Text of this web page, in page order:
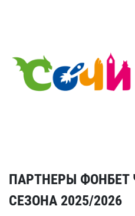
ПАРТНЕРЫ ФОНБЕТ
СЕЗОНА 2025/2026